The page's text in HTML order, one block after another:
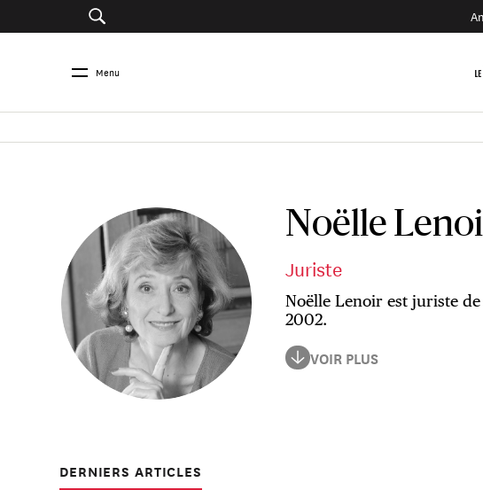
Menu
Noëlle
Juriste
Noëlle Lenoir est juriste
2002.
Noëlle Lenoir est nommée
l'Assemblée nationale Henri
VOIR PLUS
DERNIERS ARTICLES